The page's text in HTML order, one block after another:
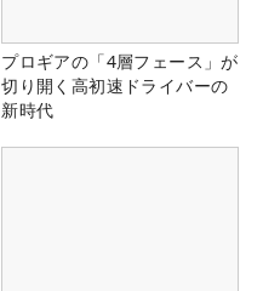
プロギアの「4層フェース」が
切り開く高初速ドライバーの
新時代